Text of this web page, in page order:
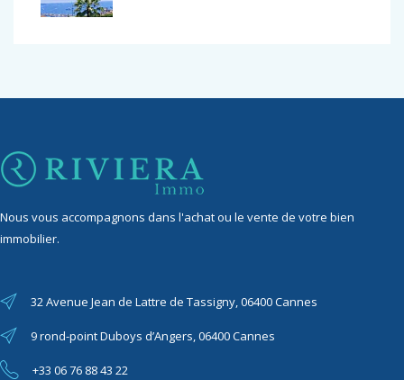
Nous vous accompagnons dans l'achat ou le vente de votre bien
immobilier.
32 Avenue Jean de Lattre de Tassigny, 06400 Cannes
9 rond-point Duboys d’Angers, 06400 Cannes
+33 06 76 88 43 22